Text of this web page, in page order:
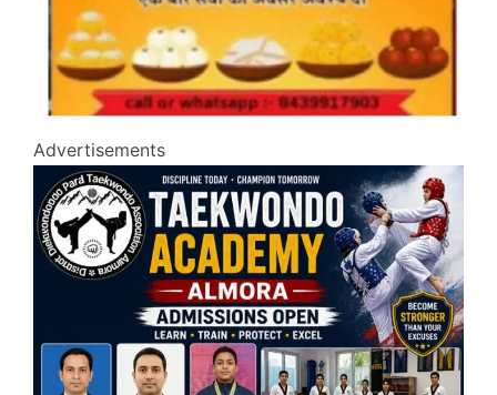
Advertisements